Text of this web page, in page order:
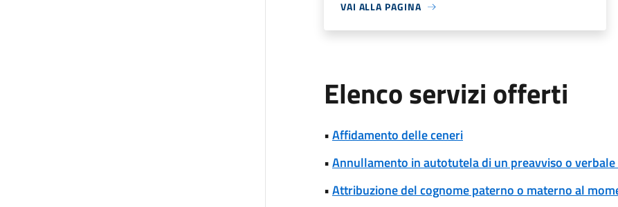
VAI ALLA PAGINA
Elenco servizi offerti
•Affidamento delle ceneri
•Annullamento in autotutela di un preavviso o
•Attribuzione del cognome paterno o materno al